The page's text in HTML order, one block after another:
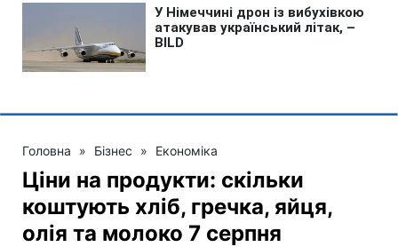
Головна » Бізнес » Економіка
Ціни на продукти: скільки
коштують хліб, гречка, яйця,
олія та молоко 7 серпня